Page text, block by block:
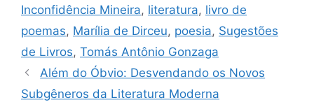
Inconfidência Mineira, literatura, livro de
poemas, Marília de Dirceu, poesia, Sugestões
de Livros, Tomás Antônio Gonzaga
Além do Óbvio: Desvendando os Novos
Subgêneros da Literatura Moderna